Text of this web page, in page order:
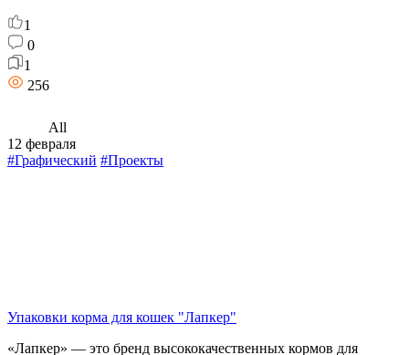
1
0
1
256
All
12 февраля
#Графический #Проекты
Упаковки корма для кошек "Лапкер"
«Лапкер» — это бренд высококачественных кормов для